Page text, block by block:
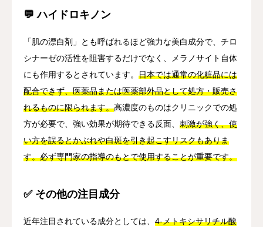
💬 ハイドロキノン
「肌の漂白剤」とも呼ばれるほど強力な美白成分で、チロ
シナーゼの活性を阻害するだけでなく、メラノサイト自体
にも作用するとされています。 日本では通常の化粧品には
配合できず、医薬品または医薬部外品として処方・販売さ
れるものに限られます。高濃度のものはクリニックでの処
方が必要で、強い効果が期待できる反面、 刺激が強く、使
い方を誤るとかぶれや白斑を引き起こすリスクもありま
す。必ず専門家の指導のもとで使用することが重要です。
✅ その他の注目成分
近年注目されている成分としては、 4-メトキシサリチル酸